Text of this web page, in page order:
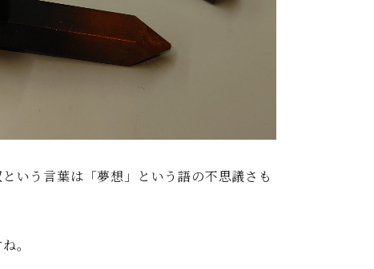
いう言葉は「夢想」という語の不思議さも
。